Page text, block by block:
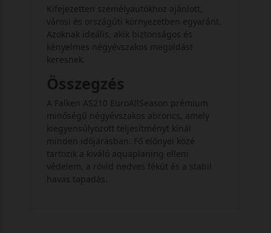
Kifejezetten személyautókhoz ajánlott,
városi és országúti környezetben egyaránt.
Azoknak ideális, akik biztonságos és
kényelmes négyévszakos megoldást
keresnek.
Összegzés
A Falken AS210 EuroAllSeason prémium
minőségű négyévszakos abroncs, amely
kiegyensúlyozott teljesítményt kínál
minden időjárásban. Fő előnyei közé
tartozik a kiváló aquaplaning elleni
védelem, a rövid nedves fékút és a stabil
havas tapadás.